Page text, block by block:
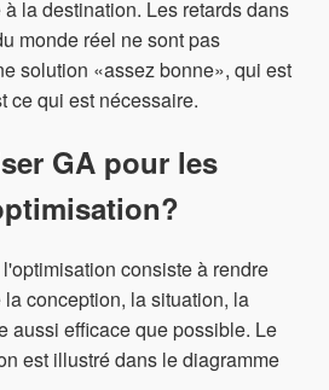
la destination. Les retards dans
monde réel ne sont pas
solution «assez bonne», qui est
ce qui est nécessaire.
GA pour les
consiste à rendre
conception, la situation, la
aussi efficace que possible. Le
est illustré dans le diagramme